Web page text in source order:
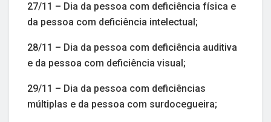
27/11 – Dia da pessoa com deficiência física e
da pessoa com deficiência intelectual;
28/11 – Dia da pessoa com deficiência auditiva
e da pessoa com deficiência visual;
29/11 – Dia da pessoa com deficiências
múltiplas e da pessoa com surdocegueira;